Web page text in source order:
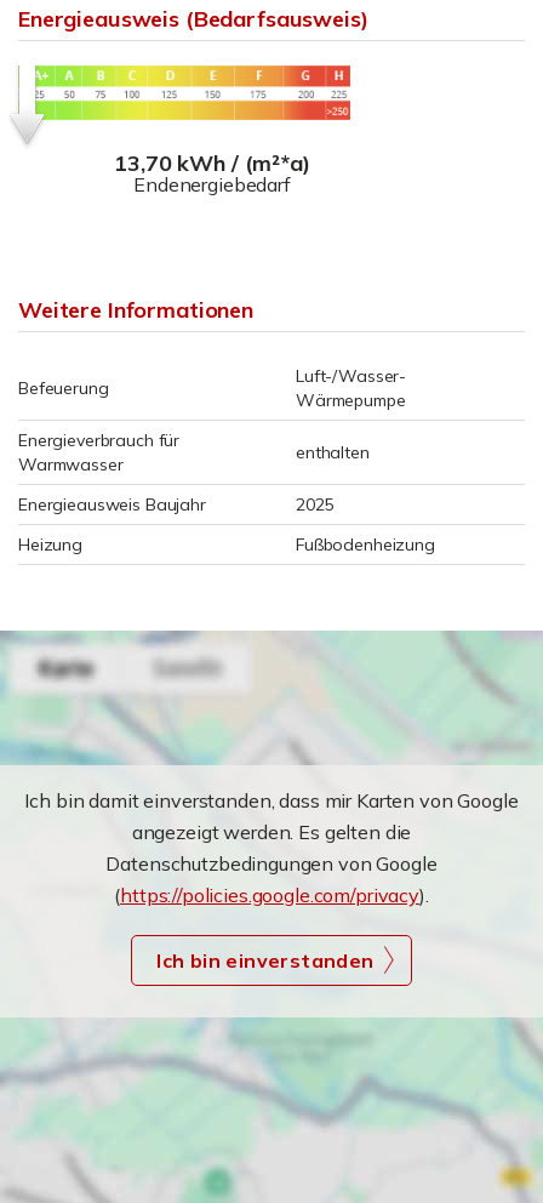
Energieausweis (Bedarfsausweis)
13,70 kWh / (m²*a)
Endenergiebedarf
Weitere Informationen
Befeuerung
Luft-/Wasser-
Wärmepumpe
Energieverbrauch für
Warmwasser
enthalten
Energieausweis Baujahr
2025
Heizung
Fußbodenheizung
Ich bin damit einverstanden, dass mir Karten von Google
angezeigt werden. Es gelten die
Datenschutzbedingungen von Google
(https://policies.google.com/privacy).
Ich bin einverstanden